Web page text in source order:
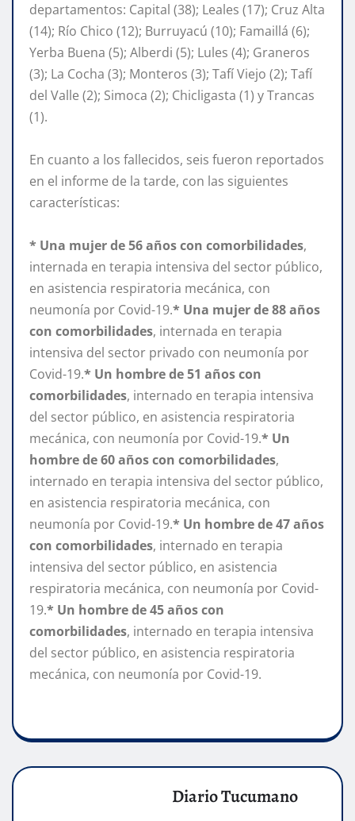
departamentos: Capital (38); Leales (17); Cruz Alta
(14); Río Chico (12); Burruyacú (10); Famaillá (6);
Yerba Buena (5); Alberdi (5); Lules (4); Graneros
(3); La Cocha (3); Monteros (3); Tafí Viejo (2); Tafí
del Valle (2); Simoca (2); Chicligasta (1) y Trancas
(1).
En cuanto a los fallecidos, seis fueron reportados
en el informe de la tarde, con las siguientes
características:
* Una mujer de 56 años con comorbilidades,
internada en terapia intensiva del sector público,
en asistencia respiratoria mecánica, con
neumonía por Covid-19.* Una mujer de 88 años
con comorbilidades, internada en terapia
intensiva del sector privado con neumonía por
Covid-19.* Un hombre de 51 años con
comorbilidades, internado en terapia intensiva
del sector público, en asistencia respiratoria
mecánica, con neumonía por Covid-19.* Un
hombre de 60 años con comorbilidades,
internado en terapia intensiva del sector público,
en asistencia respiratoria mecánica, con
neumonía por Covid-19.* Un hombre de 47 años
con comorbilidades, internado en terapia
intensiva del sector público, en asistencia
respiratoria mecánica, con neumonía por Covid-
19.* Un hombre de 45 años con
comorbilidades, internado en terapia intensiva
del sector público, en asistencia respiratoria
mecánica, con neumonía por Covid-19.
Diario Tucumano